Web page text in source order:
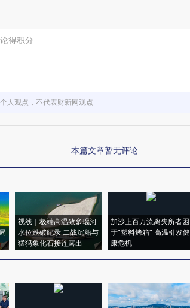
得积分
人观点，不代表财新网观点
本篇文章暂无评论
视线｜极端高温致多瑙河
水位跌破纪录 二战沉船与
猛犸象化石接连露出
加沙上百万流离失所者困
于“塑料烤箱” 高温引发健
康危机